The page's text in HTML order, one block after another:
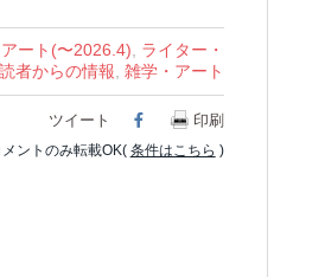
アート(〜2026.4)
ライター・
読者からの情報 雑学・アート
ツイート Facebook
印刷
ントのみ転載OK( 条件はこちら )